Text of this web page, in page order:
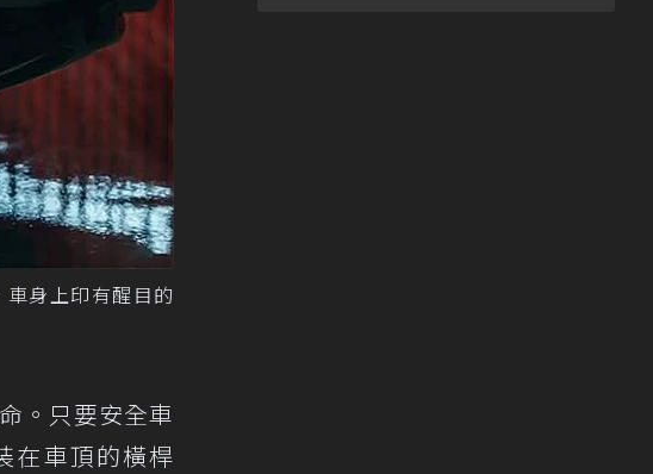
身上印有醒目的
。只要安全車
在車頂的橫桿